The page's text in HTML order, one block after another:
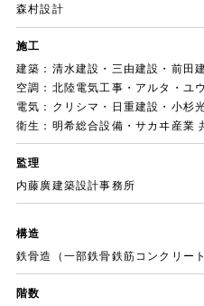
森村設計
施工
建築：清水建設・三由建設・前田
空調：北陸電気工事・アルタ・ユ
電気：クリシマ・日重建設・小杉
衛生：明希総合設備・サカヰ産業
監理
内藤廣建築設計事務所
構造
鉄骨造（一部鉄骨鉄筋コンクリート
階数